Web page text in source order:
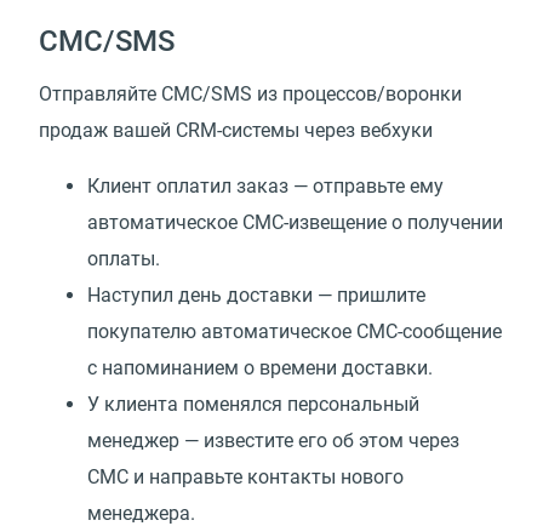
СМС/SMS
Отправляйте СМС/SMS из процессов/воронки
продаж вашей CRM-системы через вебхуки
Клиент оплатил заказ — отправьте ему
автоматическое СМС-извещение о получении
оплаты.
Наступил день доставки — пришлите
покупателю автоматическое СМС-сообщение
с напоминанием о времени доставки.
У клиента поменялся персональный
менеджер — известите его об этом через
СМС и направьте контакты нового
менеджера.